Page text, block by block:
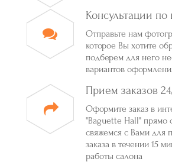
Консультации по
Отправьте нам
которое Вы хотите
подберем для него
вариантов
Прием заказов
Оформите заказ в
"Baguette Hall" прямо
свяжемся с Вами для
заказа в течении 15
работы салона